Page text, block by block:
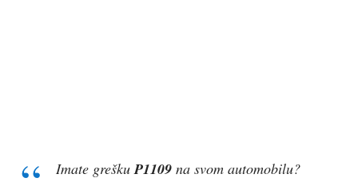
Imate grešku P1109 na svom automobilu?